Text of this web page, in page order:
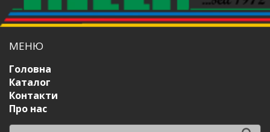
МЕНЮ
Головна
Каталог
Контакти
Про нас